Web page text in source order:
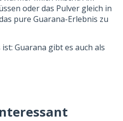
oder das Pulver gleich in
pure Guarana-Erlebnis zu
Guarana gibt es auch als